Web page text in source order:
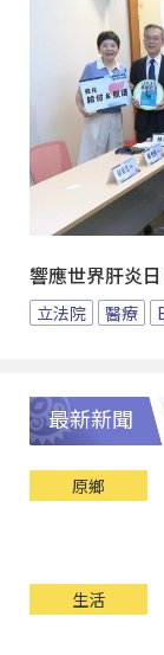
響應世界肝炎
立法院 醫療
最新新聞
原鄉
生活